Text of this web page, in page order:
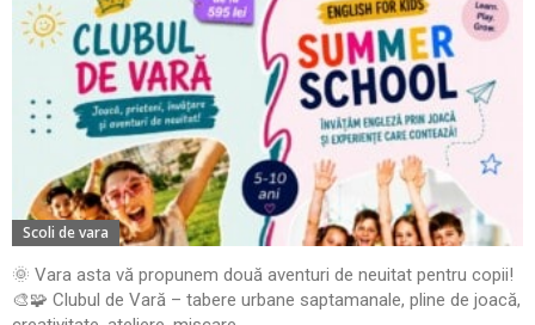
Scoli de vara
🌞 Vara asta vă propunem două aventuri de neuitat pentru copii!
🎨🧩 Clubul de Vară – tabere urbane saptamanale, pline de joacă,